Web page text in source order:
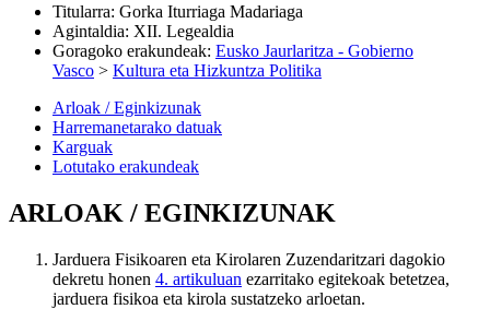
Titularra: Gorka Iturriaga Madariaga
Agintaldia: XII. Legealdia
Goragoko erakundeak: Eusko Jaurlaritza - Gobierno
Vasco > Kultura eta Hizkuntza Politika
Arloak / Eginkizunak
Harremanetarako datuak
Karguak
Lotutako erakundeak
ARLOAK / EGINKIZUNAK
Jarduera Fisikoaren eta Kirolaren Zuzendaritzari dagokio
dekretu honen 4. artikuluan ezarritako egitekoak betetzea,
jarduera fisikoa eta kirola sustatzeko arloetan.